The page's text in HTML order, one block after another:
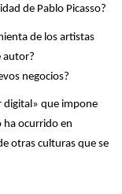
de Pablo Picasso?
de los artistas
autor?
negocios?
digital» que impone
ha ocurrido en
otras culturas que se